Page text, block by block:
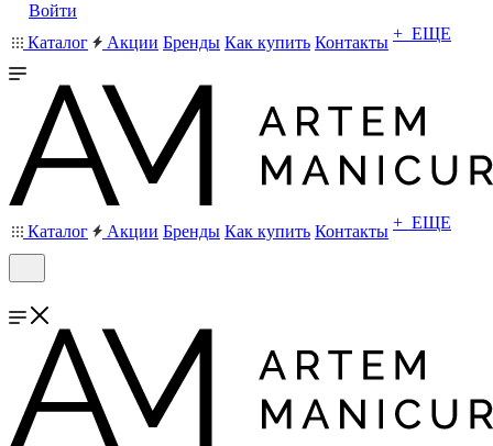
Войти
Каталог
Акции Бренды Как купить Контакты + ЕЩЕ
Каталог Акции Бренды Как купить Контакты + ЕЩЕ